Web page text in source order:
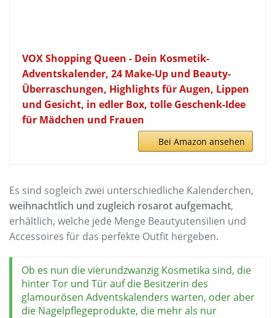
VOX Shopping Queen - Dein Kosmetik-
Adventskalender, 24 Make-Up und Beauty-
Überraschungen, Highlights für Augen, Lippen
und Gesicht, in edler Box, tolle Geschenk-Idee
für Mädchen und Frauen
Bei Amazon ansehen
Es sind sogleich zwei unterschiedliche Kalenderchen,
weihnachtlich und zugleich rosarot aufgemacht,
erhältlich, welche jede Menge Beautyutensilien und
Accessoires für das perfekte Outfit hergeben.
Ob es nun die vierundzwanzig Kosmetika sind, die
hinter Tor und Tür auf die Besitzerin des
glamourösen Adventskalenders warten, oder aber
die Nagelpflegeprodukte, die mehr als nur